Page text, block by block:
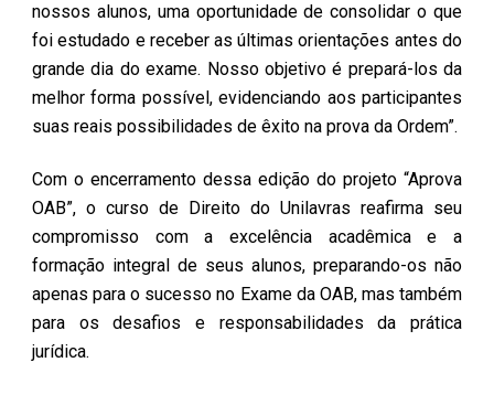
nossos alunos, uma oportunidade de consolidar o que
foi estudado e receber as últimas orientações antes do
grande dia do exame. Nosso objetivo é prepará-los da
melhor forma possível, evidenciando aos participantes
suas reais possibilidades de êxito na prova da Ordem”.
Com o encerramento dessa edição do projeto “Aprova
OAB”, o curso de Direito do Unilavras reafirma seu
compromisso com a excelência acadêmica e a
formação integral de seus alunos, preparando-os não
apenas para o sucesso no Exame da OAB, mas também
para os desafios e responsabilidades da prática
jurídica.